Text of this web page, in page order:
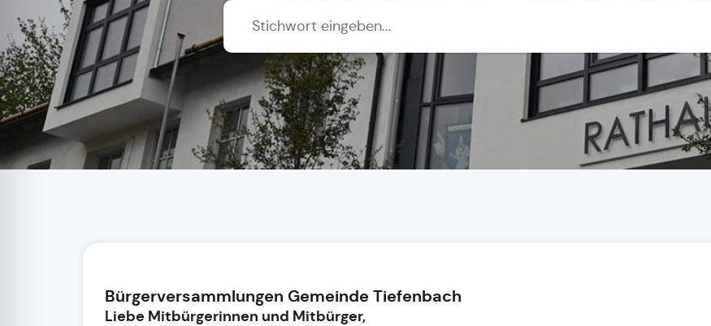
Bürgerversammlungen Gemeinde Tiefenbach
Liebe Mitbürgerinnen und Mitbürger,